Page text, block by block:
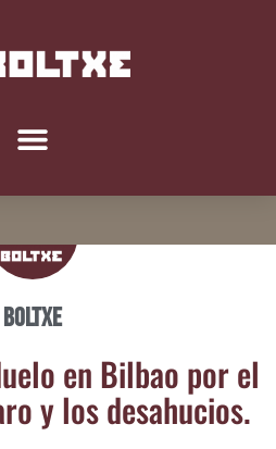
Boltxe
en Bil­bao por el
y los desahucios.